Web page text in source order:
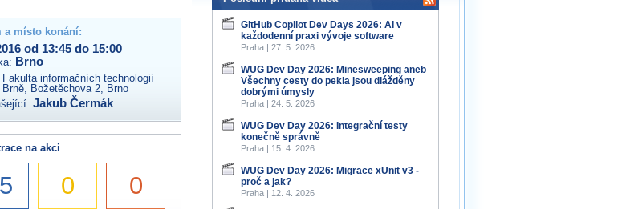
a místo konání:
od 13:45 do 15:00
Brno
Fakulta informačních technologií
Božetěchova 2, Brno
Jakub Čermák
na akci
0 0
GitHub Copilot Dev Days 2026: AI v
každodenní praxi vývoje software
Praha | 27. 5. 2026
WUG Dev Day 2026: Minesweeping aneb
Všechny cesty do pekla jsou dlážděny
dobrými úmysly
Praha | 24. 5. 2026
WUG Dev Day 2026: Integrační testy
konečně správně
Praha | 15. 4. 2026
WUG Dev Day 2026: Migrace xUnit v3 -
proč a jak?
Praha | 12. 4. 2026